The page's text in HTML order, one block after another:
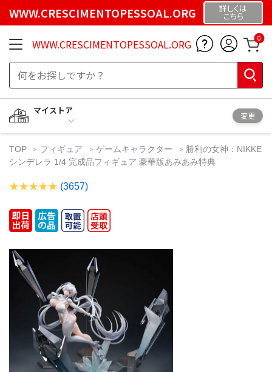
WWW.CRESCIMENTOPESSOAL.ORG 詳しくは
こちら
WWW.CRESCIMENTOPESSOAL.ORG 0
マイストア
変更
TOP フィギュア ゲームキャラクター
勝利の女神：NIKKE
シンデレラ 1/4 完成品フィギュア 豪華版あみあみ特典
(3657)